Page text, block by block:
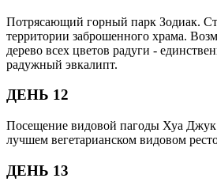
Потрясающий горный парк Зодиак.
территории заброшенного храма.
дерево всех цветов радуги -
радужный эвкалипт.
ДЕНЬ 12
Посещение видовой пагоды Хуа
лучшем вегетарианском видовом
ДЕНЬ 13